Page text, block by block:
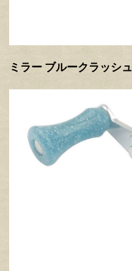
ミラー ブルークラッシュ